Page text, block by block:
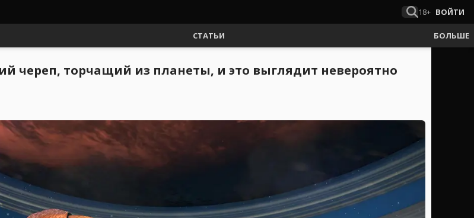
18+ ВОЙТИ
СТАТЬИ БОЛЬШЕ
череп, торчащий из планеты, и это выглядит невероятно